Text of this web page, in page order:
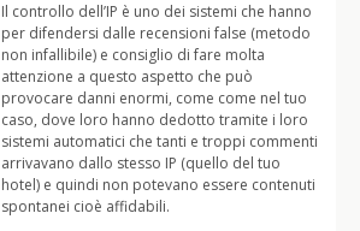
Il controllo dell’IP è uno dei sistemi che hanno
per difendersi dalle recensioni false (metodo
non infallibile) e consiglio di fare molta
attenzione a questo aspetto che può
provocare danni enormi, come come nel tuo
caso, dove loro hanno dedotto tramite i loro
sistemi automatici che tanti e troppi commenti
arrivavano dallo stesso IP (quello del tuo
hotel) e quindi non potevano essere contenuti
spontanei cioè affidabili.